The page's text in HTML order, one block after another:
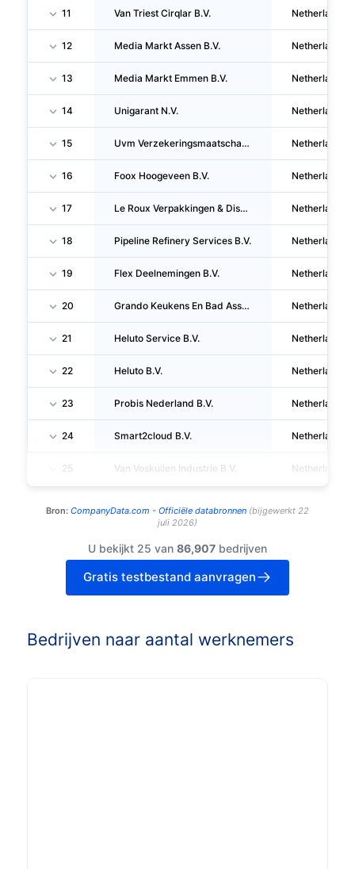
11 Van Triest Cirqlar B.V. Netherlands
12 Media Markt Assen B.V. Netherlands
13 Media Markt Emmen B.V. Netherlands
14 Unigarant N.V. Netherlands
15 Uvm Verzekeringsmaatschappij N.V. Netherlands
16 Foox Hoogeveen B.V. Netherlands
17 Le Roux Verpakkingen & Disposables B.V. Netherlands
18 Pipeline Refinery Services B.V. Netherlands
19 Flex Deelnemingen B.V. Netherlands
20 Grando Keukens En Bad Assen B.V. Netherlands
21 Heluto Service B.V. Netherlands
22 Heluto B.V. Netherlands
23 Probis Nederland B.V. Netherlands
24 Smart2cloud B.V. Netherlands
25 Van Voskuilen Industrie B.V. Netherlands
Bron: CompanyData.com - Officiële databronnen (bijgewerkt 22
juli 2026)
U bekijkt 25 van 86,907 bedrijven
Gratis testbestand aanvragen
Bedrijven naar aantal werknemers